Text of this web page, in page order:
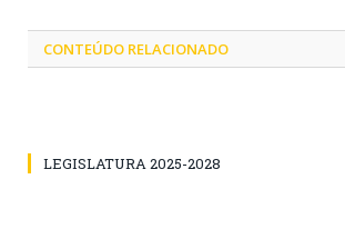
CONTEÚDO RELACIONADO
LEGISLATURA 2025-2028